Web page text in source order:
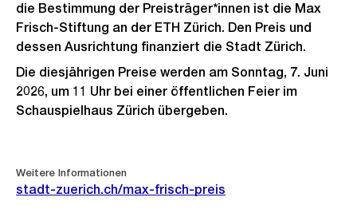
die Bestimmung der Preisträger*innen ist die Max
Frisch-Stiftung an der ETH Zürich. Den Preis und
dessen Ausrichtung finanziert die Stadt Zürich.
Die diesjährigen Preise werden am Sonntag, 7. Juni
2026, um 11 Uhr bei einer öffentlichen Feier im
Schauspielhaus Zürich übergeben.
Weitere
Informationen
Weitere Informationen
stadt-zuerich.ch/max-frisch-preis